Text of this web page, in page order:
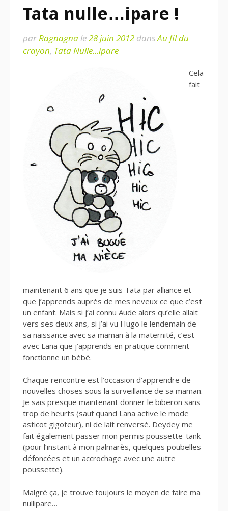
Tata nulle…ipare !
parRagnagnale28 juin 2012 dansAu fil du
crayon, Tata Nulle...ipare
Cela
fait
maintenant 6 ans que je suis Tata par alliance et
que j’apprends auprès de mes neveux ce que c’est
un enfant. Mais si j’ai connu Aude alors qu’elle allait
vers ses deux ans, si j’ai vu Hugo le lendemain de
sa naissance avec sa maman à la maternité, c’est
avec Lana que j’apprends en pratique comment
fonctionne un bébé.
Chaque rencontre est l’occasion d’apprendre de
nouvelles choses sous la surveillance de sa maman.
Je sais presque maintenant donner le biberon sans
trop de heurts (sauf quand Lana active le mode
asticot gigoteur), ni de lait renversé. Deydey me
fait également passer mon permis poussette-tank
(pour l’instant à mon palmarès, quelques poubelles
défoncées et un accrochage avec une autre
poussette).
Malgré ça, je trouve toujours le moyen de faire ma
nullipare…